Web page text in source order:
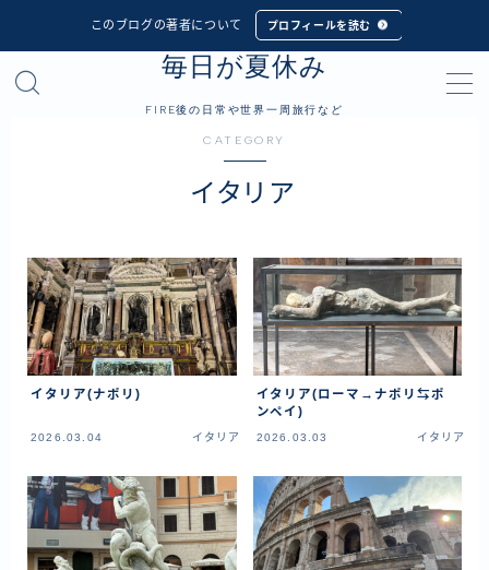
このブログの著者について プロフィールを読む
毎日が夏休み
FIRE後の日常や世界一周旅行など
MENU
インドネシア
シンガポール
マレーシア
タイ
カンボジア
ベトナム
ラオス
バングラディッシュ
CATEGORY
イタリア
イタリア(ナポリ)
2026.03.04 イタリア
イタリア(ローマ→ナポリ⇆ポ
ンペイ)
2026.03.03 イタリア